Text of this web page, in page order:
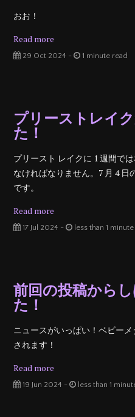
おお！
Read more
29 Oct 2024 - 1 minute read
プリーストレイ
た！
プリースト レイクに 1 週​​間で
なければなりません。7 月 4
です。
Read more
17 Jul 2024 - less than 1
前回の投稿から
た！
ニュースがいっぱい！ベビー
されます！
Read more
19 Jun 2024 - less than 1